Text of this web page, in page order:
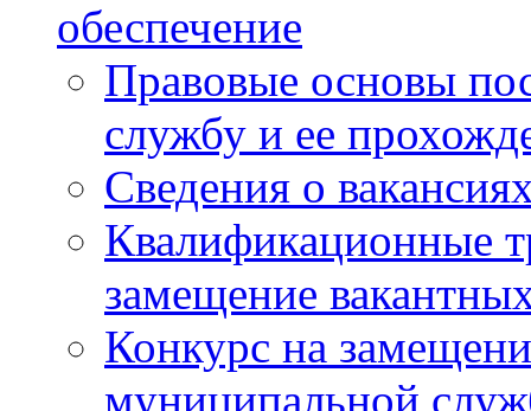
обеспечение
Правовые основы
службу и ее
Сведения о
Квалификационные
замещение
Конкурс на
муниципальной